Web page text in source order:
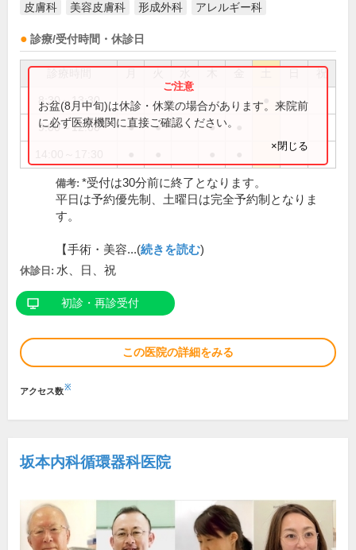
皮膚科 美容皮膚科 形成外科 アレルギー科
診療/受付時間・休診日
祝
8:30～13:30
9:00～12:00 ● ● ●
お盆(8月中旬)は休診・休業の場合があります。来院前
に必ず医療機関に直接ご確認ください。
×閉じる
備考: *受付は30分前に終了となります。
平日は予約優先制、土曜日は完全予約制となりま
す。
【手術・美容...(続きを読む)
休診日: 水、日、祝
初診・再診受付
この医院の詳細をみる
アクセス数※
坂本内科循環器科医院